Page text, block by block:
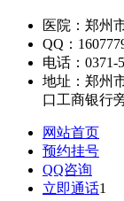
医院：郑州
QQ：
电话：0371-
地址：郑州
口工商银行旁
网站首页
预约挂号
QQ咨询
立即通话1